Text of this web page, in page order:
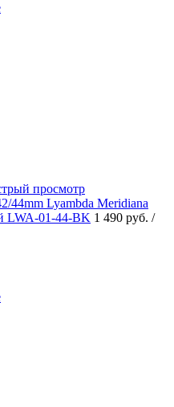
просмотр
44mm Lyambda Meridiana
LWA-01-44-BK 1 490 руб. /